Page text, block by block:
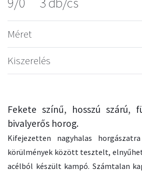
Méret
Kiszerelés
Fekete színű, hosszú szárú,
bivalyerős horog.
Kifejezetten nagyhalas
körülmények között tesztelt,
acélból készült kampó. Számtalan